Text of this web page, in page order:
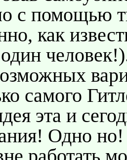
с помощью
как
самого
эта и
Одно